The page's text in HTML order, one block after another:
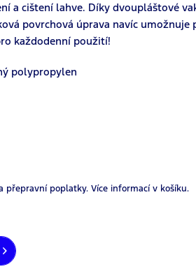
a cištení lahve. Díky dvoupláštové
povrchová úprava navíc umožnuje
každodenní použití!
polypropylen
přepravní poplatky. Více informací v košíku.